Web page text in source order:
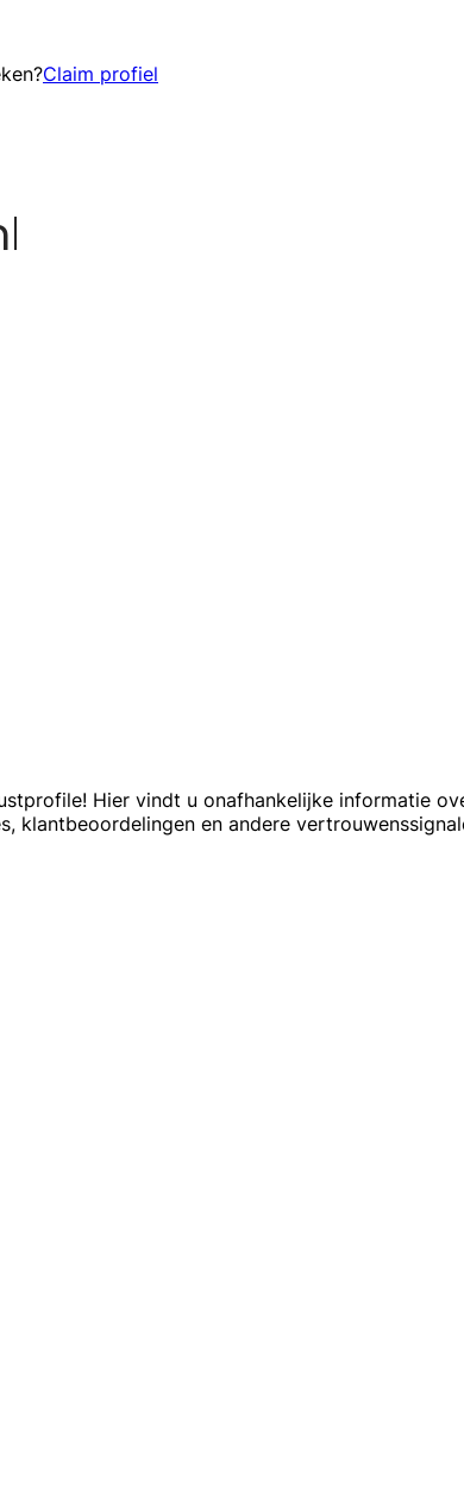
Claim profiel
Hier vindt u onafhankelijke informatie
klantbeoordelingen en andere